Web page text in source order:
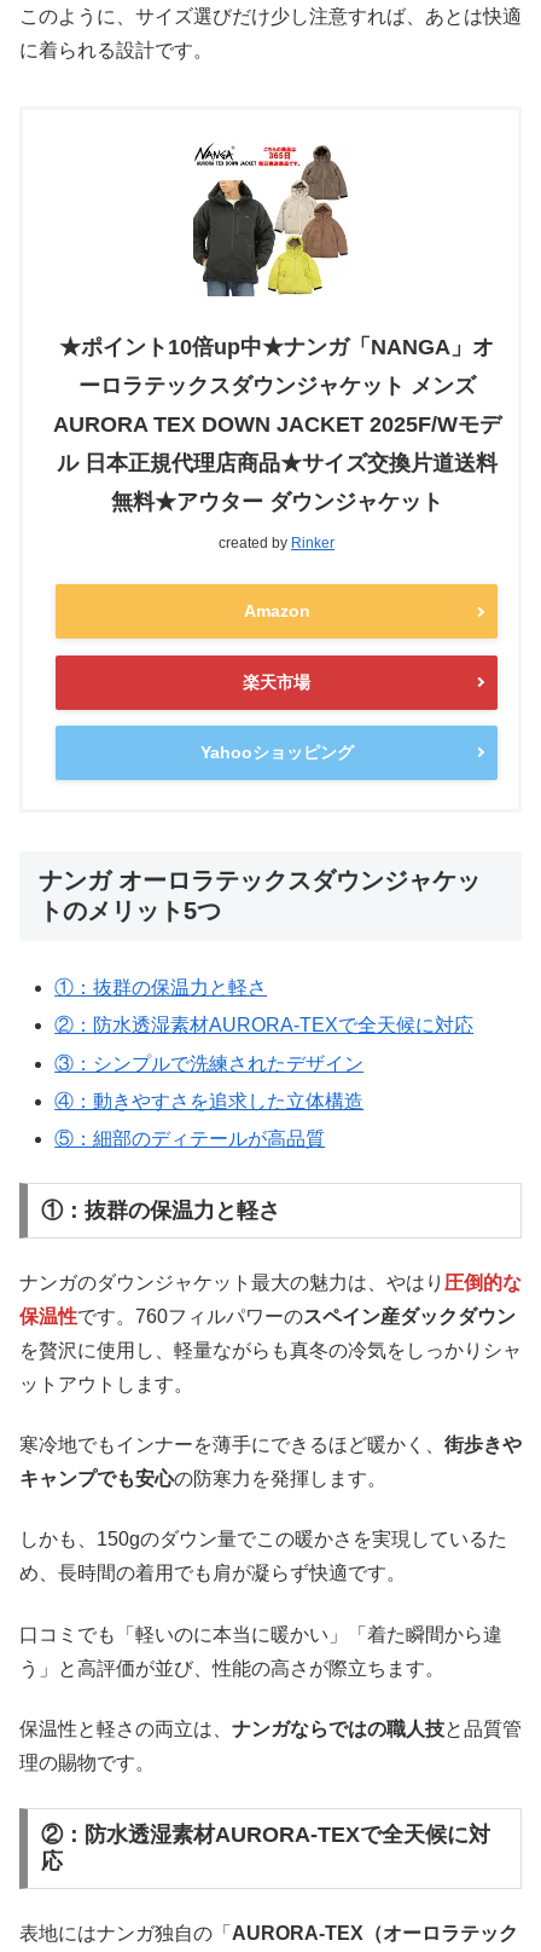
このように、サイズ選びだけ少し注意すれば、あとは快適
に着られる設計です。
★ポイント10倍up中★ナンガ「NANGA」オ
ーロラテックスダウンジャケット メンズ
AURORA TEX DOWN JACKET 2025F/Wモデ
ル 日本正規代理店商品★サイズ交換片道送料
無料★アウター ダウンジャケット
created by Rinker
Amazon
楽天市場
Yahooショッピング
ナンガ オーロラテックスダウンジャケッ
トのメリット5つ
①：抜群の保温力と軽さ
②：防水透湿素材AURORA-TEXで全天候に対応
③：シンプルで洗練されたデザイン
④：動きやすさを追求した立体構造
⑤：細部のディテールが高品質
①：抜群の保温力と軽さ
ナンガのダウンジャケット最大の魅力は、やはり 圧倒的な
保温性です。760フィルパワーのスペイン産ダックダウン
を贅沢に使用し、軽量ながらも真冬の冷気をしっかりシャ
ットアウトします。
寒冷地でもインナーを薄手にできるほど暖かく、 街歩きや
キャンプでも安心の防寒力を発揮します。
しかも、150gのダウン量でこの暖かさを実現しているた
め、長時間の着用でも肩が凝らず快適です。
口コミでも「軽いのに本当に暖かい」「着た瞬間から違
う」と高評価が並び、性能の高さが際立ちます。
保温性と軽さの両立は、 ナンガならではの職人技と品質管
理の賜物です。
②：防水透湿素材AURORA-TEXで全天候に対
応
表地にはナンガ独自の「 AURORA-TEX（オーロラテック